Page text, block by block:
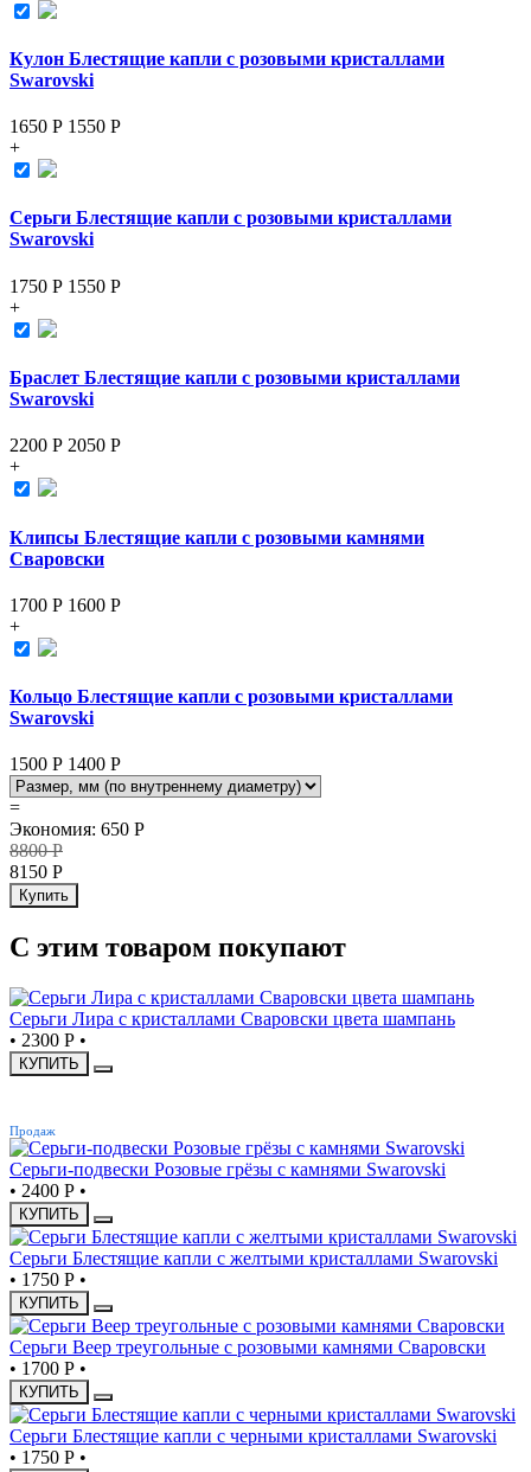
Кулон Блестящие капли с розовыми кристаллами
Swarovski
1650 Р 1550 Р
+
Серьги Блестящие капли с розовыми кристаллами
Swarovski
1750 Р 1550 Р
+
Браслет Блестящие капли с розовыми кристаллами
Swarovski
2200 Р 2050 Р
+
Клипсы Блестящие капли с розовыми камнями
Сваровски
1700 Р 1600 Р
+
Кольцо Блестящие капли с розовыми кристаллами
Swarovski
1500 Р 1400 Р
=
Экономия: 650 Р
8800Р
8150 Р
Купить
С этим товаром покупают
Серьги Лира с кристаллами Сваровски цвета шампань
• 2300 Р •
КУПИТЬ
Продаж
Серьги-подвески Розовые грёзы с камнями Swarovski
• 2400 Р •
КУПИТЬ
Серьги Блестящие капли с желтыми кристаллами Swarovski
• 1750 Р •
КУПИТЬ
Серьги Веер треугольные с розовыми камнями Сваровски
• 1700 Р •
КУПИТЬ
Серьги Блестящие капли с черными кристаллами Swarovski
• 1750 Р •